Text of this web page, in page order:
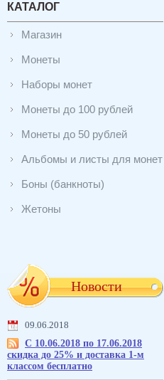
КАТАЛОГ
Магазин
Монеты
Наборы монет
Монеты до 100 рублей
Монеты до 50 рублей
Альбомы и листы для монет
Боны (банкноты)
Жетоны
Новости
09.06.2018
С 10.06.2018 по 17.06.2018
скидка до 25% и доставка 1-м
классом бесплатно